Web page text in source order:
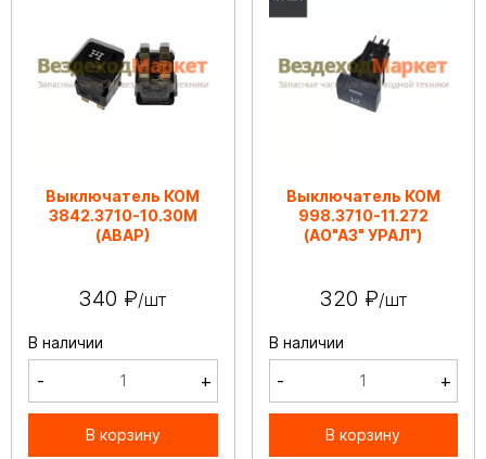
Выключатель КОМ
3842.3710-10.30М
(АВАР)
340 ₽/шт
В наличии
- +
В корзину
Выключатель КОМ
998.3710-11.272
(АО"АЗ" УРАЛ")
320 ₽/шт
В наличии
- +
В корзину